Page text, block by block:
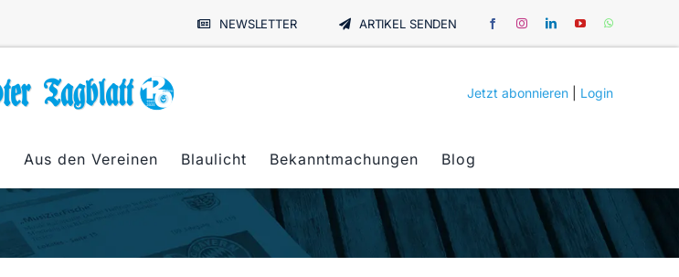
NEWSLETTER ARTIKEL SENDEN
Jetzt abonnieren Login
Aus den Vereinen Blaulicht Bekanntmachungen Blog